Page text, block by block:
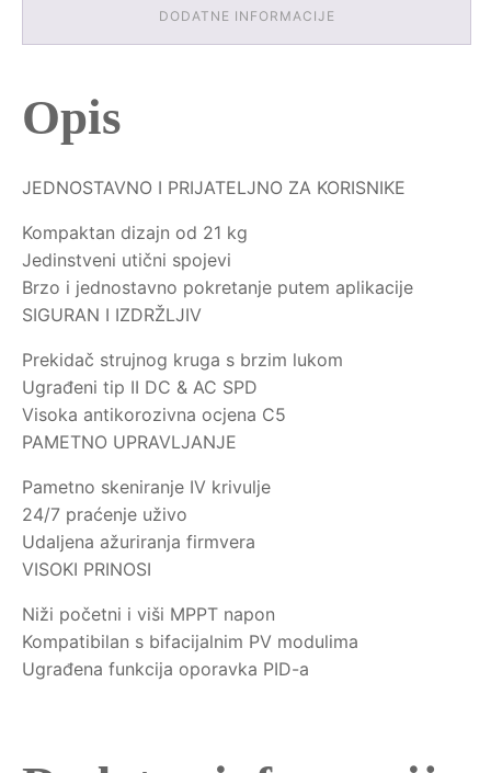
DODATNE INFORMACIJE
Opis
JEDNOSTAVNO I PRIJATELJNO ZA KORISNIKE
Kompaktan dizajn od 21 kg
Jedinstveni utični spojevi
Brzo i jednostavno pokretanje putem aplikacije
SIGURAN I IZDRŽLJIV
Prekidač strujnog kruga s brzim lukom
Ugrađeni tip II DC & AC SPD
Visoka antikorozivna ocjena C5
PAMETNO UPRAVLJANJE
Pametno skeniranje IV krivulje
24/7 praćenje uživo
Udaljena ažuriranja firmvera
VISOKI PRINOSI
Niži početni i viši MPPT napon
Kompatibilan s bifacijalnim PV modulima
Ugrađena funkcija oporavka PID-a